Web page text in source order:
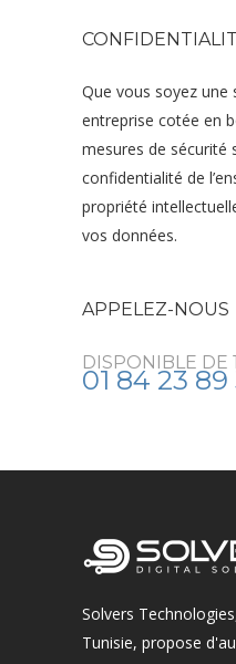
Que vous soyez une
entreprise cotée en
mesures de sécurité
confidentialité de
propriété
vos données.
APPELEZ-NOUS
DISPONIBLE DE
01 84 23 89
Solvers
Tunisie, propose